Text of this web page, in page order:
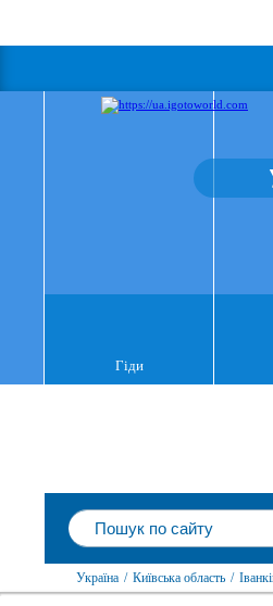
Гіди
Україна / Київська область /